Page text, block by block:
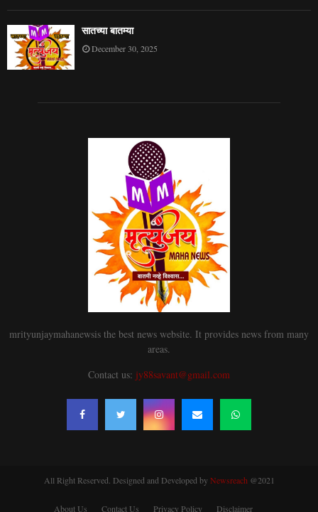
सातच्या बातम्या
December 30, 2025
mrityunjaymahanewsis the best news website. It provides news from many
areas.
Contact us: jy88savant@gmail.com
All Right Reserved. Designed and Developed byNewsreach@2021
About Us Contact Us Privacy Policy Disclaimer